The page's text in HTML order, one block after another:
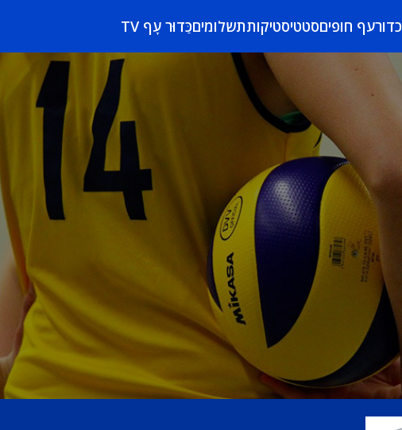
כדורעף חופיםסטטיסטיקותתשלומיםכַּדוּר עָף TV